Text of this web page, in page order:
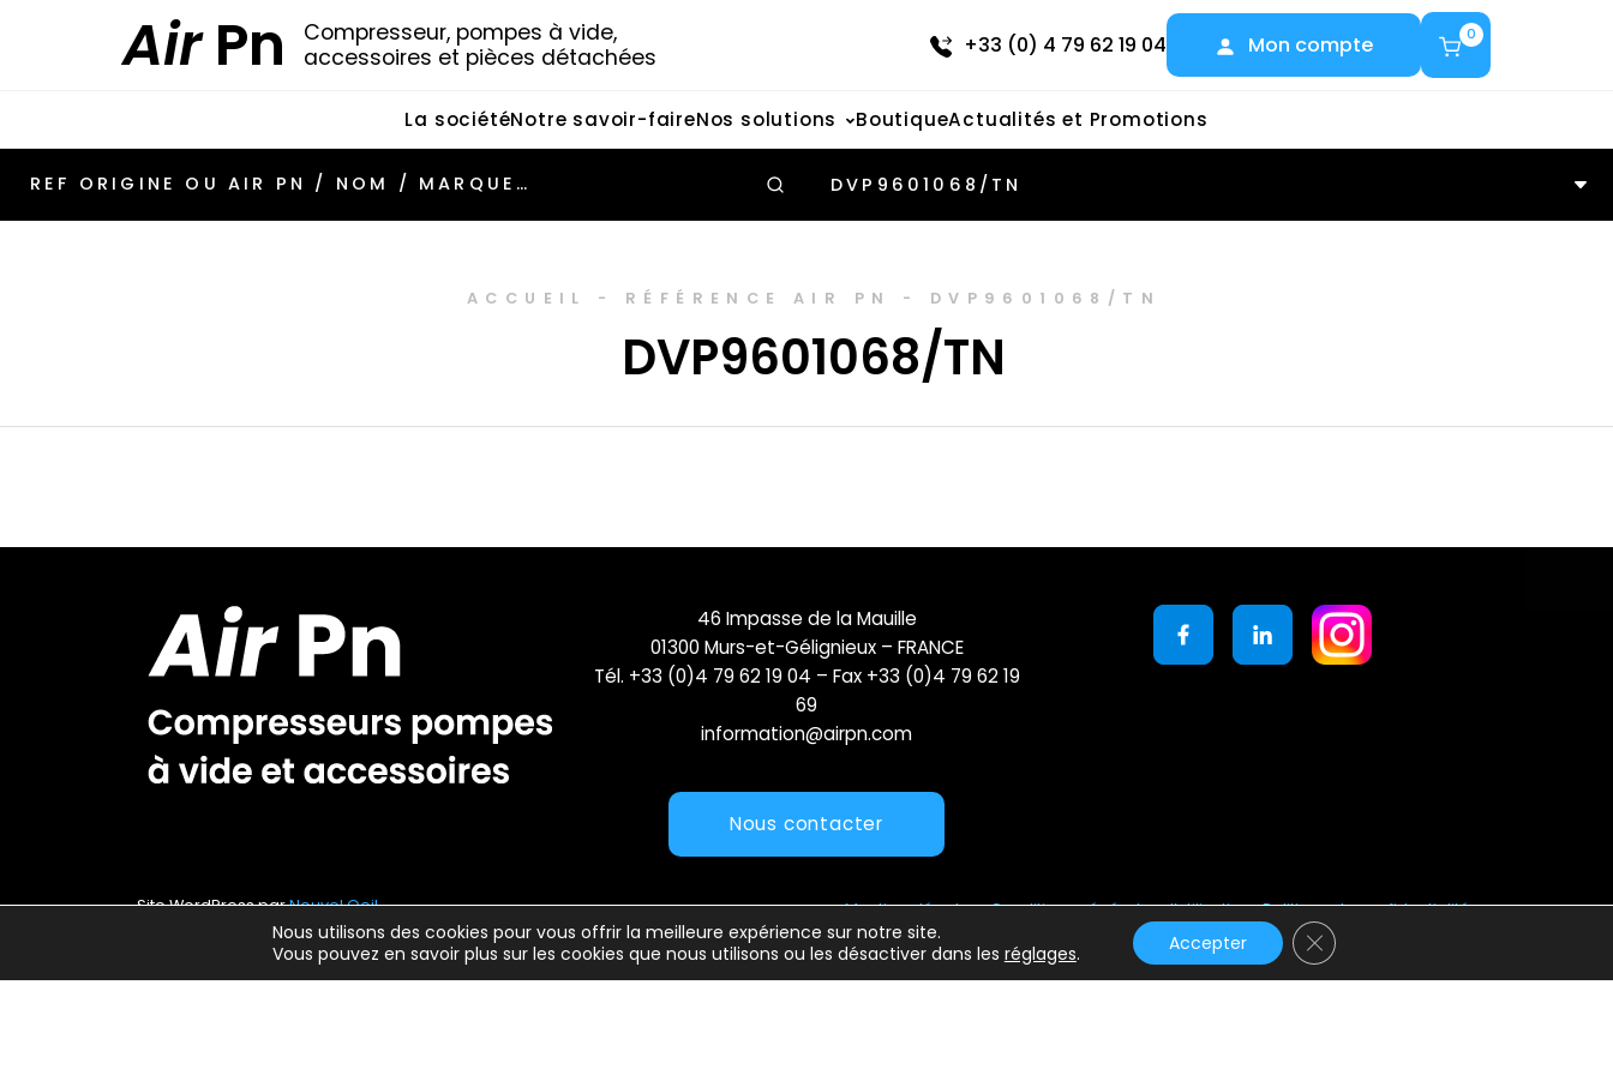
AirPn
Compresseur, pompes à vide,
accessoires et pièces détachées
+33 (0) 4 79 62 19 04 Mon compte 0
La sociétéNotre savoir-faireNos solutions BoutiqueActualités et Promotions
DVP9601068/TN
ACCUEIL - RÉFÉRENCE AIR PN - DVP9601068/TN
DVP9601068/TN
Nous utilisons des cookies pour vous offrir la meilleure expérience sur notre site.
Vous pouvez en savoir plus sur les cookies que nous utilisons ou les désactiver dans les réglages. Accepter Fermer la bannière des cookies
46 Impasse de la Mauille
01300 Murs-et-Gélignieux – FRANCE
Tél. +33 (0)4 79 62 19 04 – Fax +33 (0)4 79 62 19
69
information@airpn.com
Nous contacter
Site WordPress parNouvel Oeil Mentions légales Conditions générales d’utilisation Politique de confidentialité